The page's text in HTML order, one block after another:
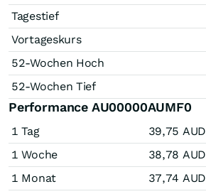
Tagestief
Vortageskurs
52-Wochen Hoch
52-Wochen Tief
Performance AU00000AUMF0
1 Tag 39,75 AUD
1 Woche
38,78 AUD
1 Monat
37,74 AUD